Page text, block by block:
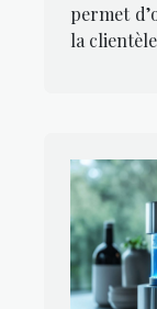
permet
la